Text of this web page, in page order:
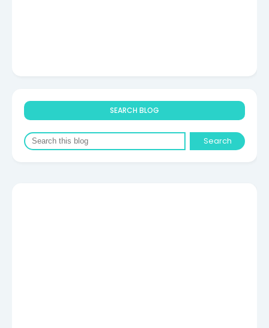
SEARCH BLOG